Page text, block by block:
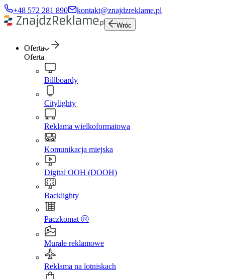
+48 572 281 890 kontakt@znajdzreklame.pl
Wróc
Oferta
Oferta
Billboardy
Citylighty
Reklama wielkoformatowa
Komunikacja miejska
Digital OOH (DOOH)
Backlighty
Paczkomat Ⓡ
Murale reklamowe
Reklama na lotniskach